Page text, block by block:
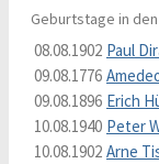
Geburtstage in
08.08.1902 Paul
09.08.1776
09.08.1896 Erich
10.08.1940 Peter
10.08.1902 Arne